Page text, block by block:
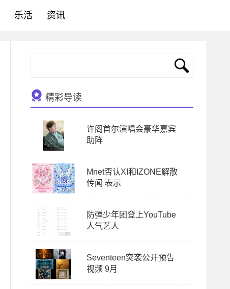
乐活 资讯
精彩导读
许阁首尔演唱会豪华嘉宾
助阵
Mnet否认XI和IZONE解散
传闻 表示
防弹少年团登上YouTube
人气艺人
Seventeen突袭公开预告
视频 9月